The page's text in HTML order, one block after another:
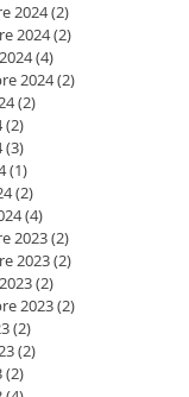
2024(2)
2024(2)
(4)
2024(2)
(2)
(2)
(3)
(1)
(2)
(4)
2023(2)
2023(2)
(2)
2023(2)
(2)
(2)
(2)